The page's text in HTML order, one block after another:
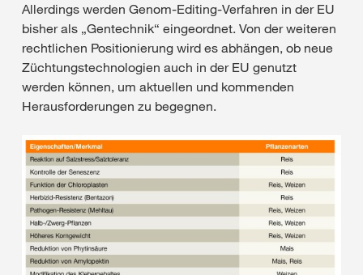
Allerdings werden Genom-Editing-Verfahren in der EU
bisher als „Gentechnik“ eingeordnet. Von der weiteren
rechtlichen Positionierung wird es abhängen, ob neue
Züchtungstechnologien auch in der EU genutzt
werden können, um aktuellen und kommenden
Herausforderungen zu begegnen.